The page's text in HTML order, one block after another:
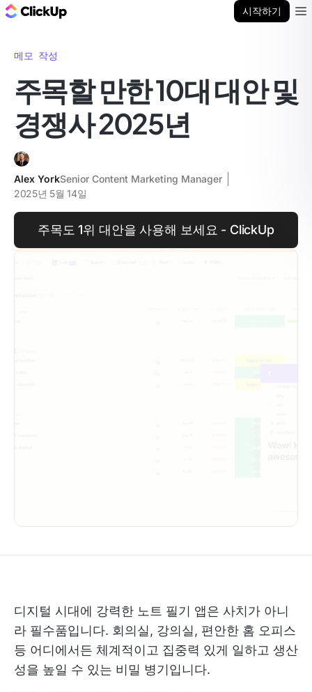
시작하기
메모 작성
주목할 만한 10대 대안 및
경쟁사 2025년
Alex YorkSenior Content Marketing Manager
2025년 5월 14일
주목도 1위 대안을 사용해 보세요 - ClickUp
디지털 시대에 강력한 노트 필기 앱은 사치가 아니
라 필수품입니다. 회의실, 강의실, 편안한 홈 오피스
등 어디에서든 체계적이고 집중력 있게 일하고 생산
성을 높일 수 있는 비밀 병기입니다.